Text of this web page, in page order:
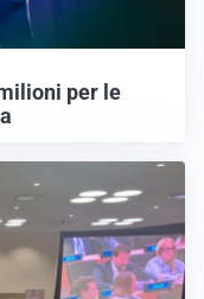
per le